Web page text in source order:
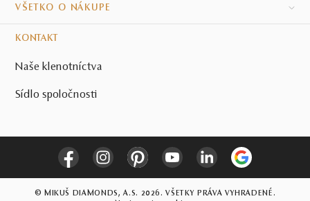
VŠETKO O NÁKUPE
KONTAKT
Naše klenotníctva
Sídlo spoločnosti
© MIKUŠ DIAMONDS, A.S. 2026. VŠETKY PRÁVA VYHRADENÉ.